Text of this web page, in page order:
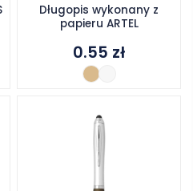
Długopis wykonany z
papieru ARTEL
0.55 zł